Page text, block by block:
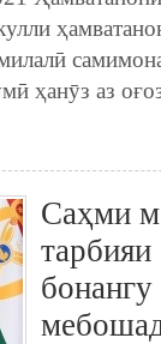
ҳанӯз аз
Саҳми